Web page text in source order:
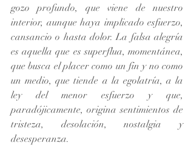
gozo profundo, que viene de nuestro
interior, aunque haya implicado esfuerzo,
cansancio o hasta dolor. La falsa alegría
es aquella que es superflua, momentánea,
que busca el placer como un fin y no como
un medio, que tiende a la egolatría, a la
ley del menor esfuerzo y que,
paradójicamente, origina sentimientos de
tristeza, desolación, nostalgia y
desesperanza.